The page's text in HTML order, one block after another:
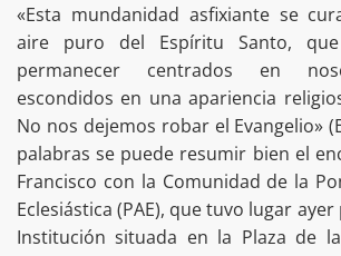
«Esta mundanidad asfixiante se
aire puro del Espíritu Santo,
permanecer centrados en
escondidos en una apariencia
No nos dejemos robar el Evangelio»
palabras se puede resumir bien el
Francisco con la Comunidad de la
Eclesiástica (PAE), que tuvo lugar
Institución situada en la Plaza de